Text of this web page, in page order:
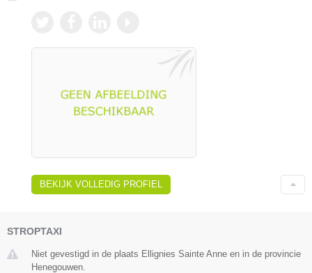
BEKIJK VOLLEDIG PROFIEL
STROPTAXI
Niet gevestigd in de plaats Ellignies Sainte Anne en in de provincie
Henegouwen.